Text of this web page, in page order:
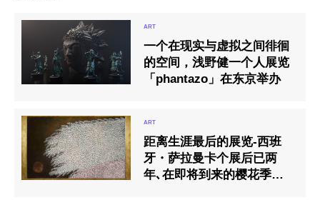
一个在现实与虚拟之间徘徊
的空间，浅野健一个人展览
「phantazo」在东京举办
距离生涯最后的展览-西班
牙・萨拉曼卡个展后已两
年､在即将到来的樱花季节､